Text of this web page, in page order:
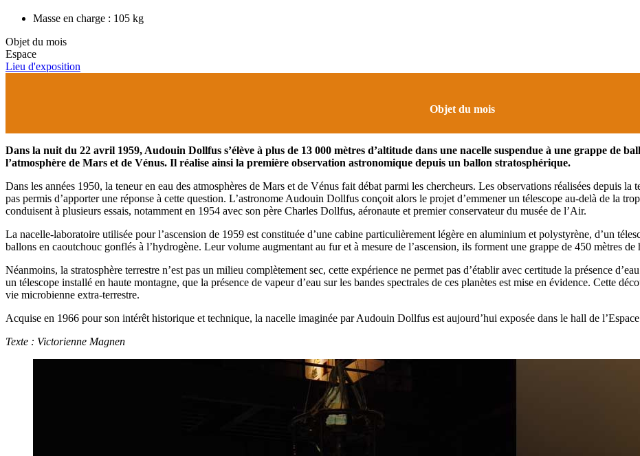
Masse en charge : 105 kg
Objet du mois
Espace
Lieu d'exposition
Objet du mois
Dans la nuit du 22 avril 1959, Audouin Dollfus s’élève à plus de 13 000 mètres d’altitude dans une nacelle suspendue à une grappe de
l’atmosphère de Mars et de Vénus. Il réalise ainsi la première observation astronomique depuis un ballon stratosphérique.
Dans les années 1950, la teneur en eau des atmosphères de Mars et de Vénus fait débat parmi les chercheurs. Les observations réalisées depuis
pas permis d’apporter une réponse à cette question. L’astronome Audouin Dollfus conçoit alors le projet d’emmener un télescope au-delà de la
conduisent à plusieurs essais, notamment en 1954 avec son père Charles Dollfus, aéronaute et premier conservateur du musée de l’Air.
La nacelle-laboratoire utilisée pour l’ascension de 1959 est constituée d’une cabine particulièrement légère en aluminium et polystyrène, d’un
ballons en caoutchouc gonflés à l’hydrogène. Leur volume augmentant au fur et à mesure de l’ascension, ils forment une grappe de 450 mètres de
Néanmoins, la stratosphère terrestre n’est pas un milieu complètement sec, cette expérience ne permet pas d’établir avec certitude la présence
un télescope installé en haute montagne, que la présence de vapeur d’eau sur les bandes spectrales de ces planètes est mise en évidence. Cette
vie microbienne extra-terrestre.
Acquise en 1966 pour son intérêt historique et technique, la nacelle imaginée par Audouin Dollfus est aujourd’hui exposée dans le hall de
Texte : Victorienne Magnen